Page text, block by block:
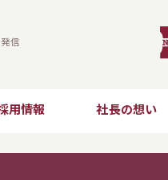
信
用情報 社長の想い